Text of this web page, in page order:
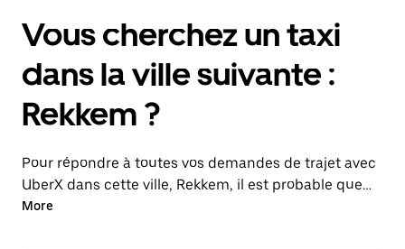
Vous cherchez un taxi
dans la ville suivante :
Rekkem ?
Pour répondre à toutes vos demandes de trajet avec
UberX dans cette ville, Rekkem, il est probable que
nous vous mettions en relation avec un chauffeur de
More